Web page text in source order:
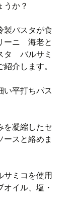
うか？
製パスタが食
ーニ 海老と
タ バルサミ
介します。
い平打ちパス
を凝縮したセ
ースと絡めま
サミコを使用
イル、塩・